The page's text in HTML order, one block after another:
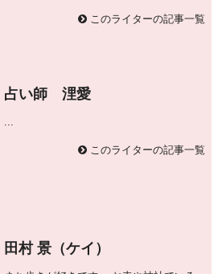
このライターの記事一覧
占い師 浬愛
このライターの記事一覧
田村 景（ケイ）